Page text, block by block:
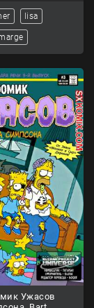
lisa
Ужасов